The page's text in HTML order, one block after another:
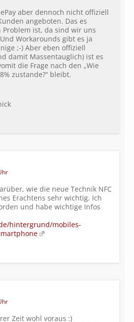
aber dennoch nicht offiziell
angeboten. Das es
Problem ist, da sind wir uns
Workarounds gibt es ja
;-) Aber eben offiziell
damit Massentauglich) ist es
die Frage nach den „Wie
zustande?“ bleibt.
wie die neue Technik NFC
Erachtens sehr wichtig. Ich
und habe wichtige Infos
hintergrund/mobiles-
Zeit wohl voraus :)